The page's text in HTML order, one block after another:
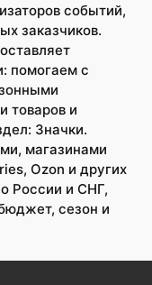
событий,
заказчиков.
помогаем с
товаров и
Значки.
магазинами
Ozon и других
России и СНГ,
сезон и